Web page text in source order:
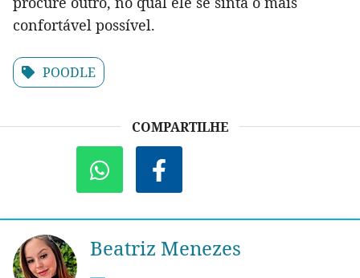
confortável possível.
POODLE
COMPARTILHE
Beatriz Menezes